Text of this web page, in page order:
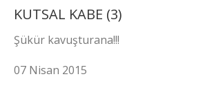
KUTSAL KABE (3)
Şükür kavuşturana!!!
07 Nisan 2015